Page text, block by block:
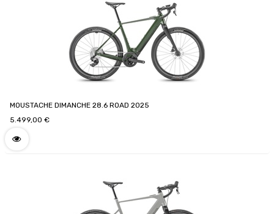
MOUSTACHE DIMANCHE 28.6 ROAD 2025
5.499,00 €